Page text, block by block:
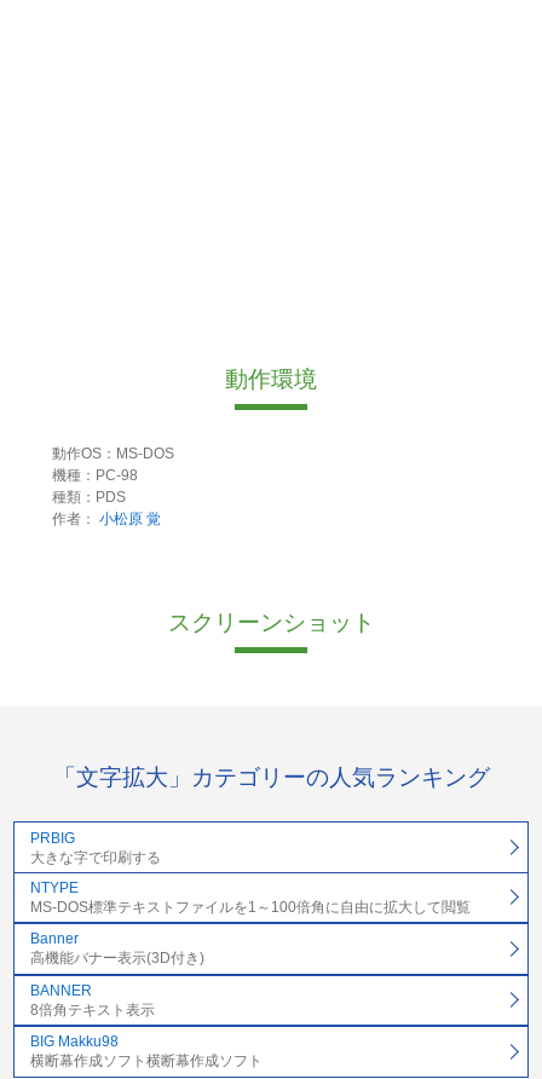
動作環境
動作OS：MS-DOS
機種：PC-98
種類：PDS
作者： 小松原 覚
スクリーンショット
「文字拡大」カテゴリーの人気ランキング
PRBIG
大きな字で印刷する
NTYPE
MS-DOS標準テキストファイルを1～100倍角に自由に拡大して閲覧
Banner
高機能バナー表示(3D付き)
BANNER
8倍角テキスト表示
BIG Makku98
横断幕作成ソフト横断幕作成ソフト